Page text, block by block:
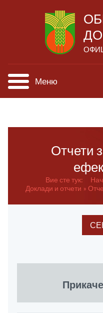
Меню
Отчети
Вие сте тук:
Доклади и отчети